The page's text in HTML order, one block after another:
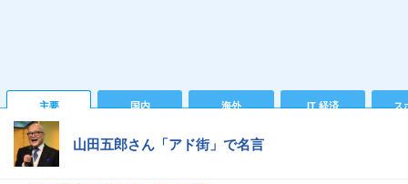
主要 国内 海外 IT 経済 ス
山田五郎さん「アド街」で名言